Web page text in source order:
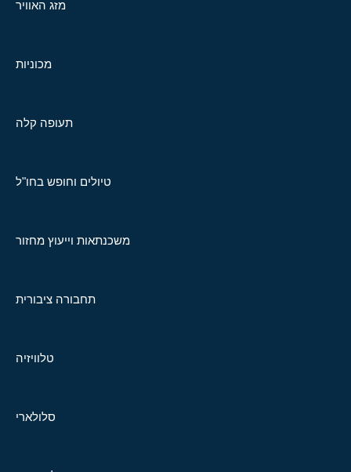
מזג האוויר
מכוניות
תעופה קלה
טיולים וחופש בחו"ל
משכנתאות וייעוץ מחזור
תחבורה ציבורית
טלוויזיה
סלולארי